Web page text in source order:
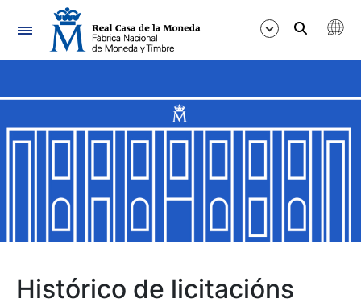
Navegación
Mostrar/Ocultar
Mostrar/Ocultar
Mostrar/Ocultar
Histórico de licitacións